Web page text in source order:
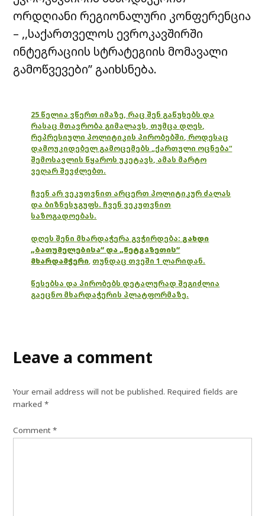
ორდღიანი რეგიონალური კონფერენცია
– ,,საქართველოს ევროკავშირში
ინტეგრაციის სტრატეგიის მომავალი
გამოწვევები” გაიხსნება.
25 წელია ვწერთ იმაზე, რაც შენ გაწუხებს და
რასაც მთავრობა გიმალავს, თუმცა დღეს,
რეპრესიული პოლიტიკის პირობებში, როდესაც
დამოუკიდებელ გამოცემებს „ქართული ოცნება“
შემოსავლის წყაროს უკეტავს, ამას მარტო
ვეღარ შევძლებთ.
ჩვენ არ ვეკუთვნით არცერთ პოლიტიკურ ძალას
და ბიზნესჯგუფს. ჩვენ ვეკუთვნით
საზოგადოებას.
დღეს შენი მხარდაჭერა გვჭირდება: გახდი
„ბათუმელებისა“ და „ნეტგაზეთის“
მხარდამჭერი, თუნდაც თვეში 1 ლარიდან.
წესებსა და პირობებს დეტალურად შეგიძლია
გაეცნო მხარდაჭერის პლატფორმაზე.
Leave a comment
Your email address will not be published. Required fields are
marked*
Comment*